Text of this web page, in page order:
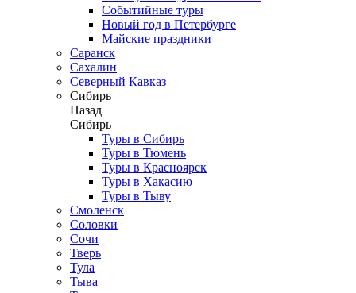
Событийные туры
Новый год в Петербурге
Майские праздники
Саранск
Сахалин
Северный Кавказ
Сибирь
Назад
Сибирь
Туры в Сибирь
Туры в Тюмень
Туры в Красноярск
Туры в Хакасию
Туры в Тыву
Смоленск
Соловки
Сочи
Тверь
Тула
Тыва